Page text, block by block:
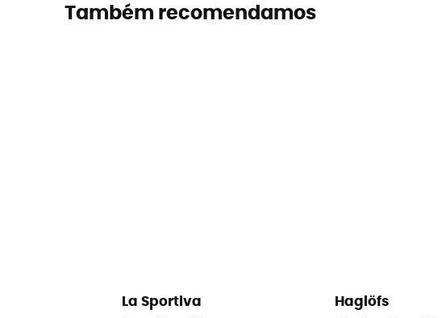
Também recomendamos
La Sportiva Haglöfs